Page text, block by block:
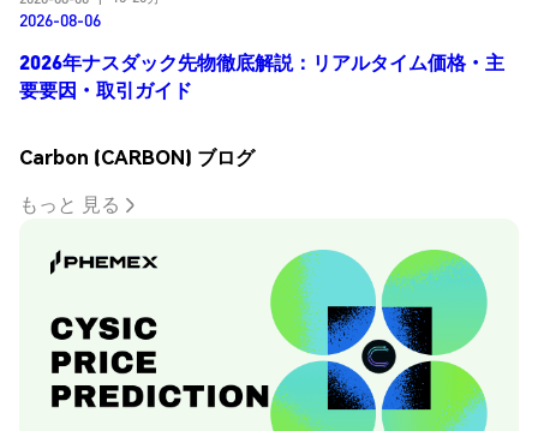
2026-08-06
2026年ナスダック先物徹底解説：リアルタイム価格・主
要要因・取引ガイド
Carbon (CARBON) ブログ
もっと 見る